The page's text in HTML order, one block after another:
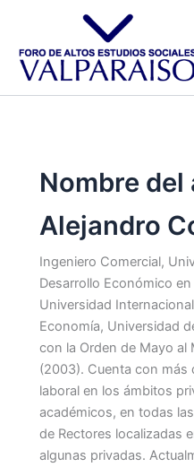
contenido
Nombre del
Alejandro
Ingeniero Comercial,
Desarrollo Económico
Universidad
Economía, Universidad
con la Orden de Mayo al
(2003). Cuenta con más
laboral en los ámbitos
académicos, en todas
de Rectores localizadas
algunas privadas.